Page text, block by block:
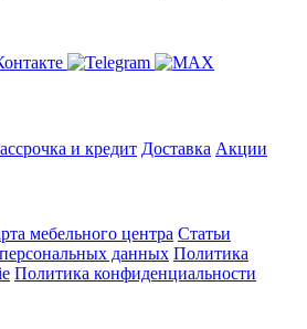
и кредит Доставка Акции
мебельного центра Статьи
данных Политика
Политика конфиденциальности